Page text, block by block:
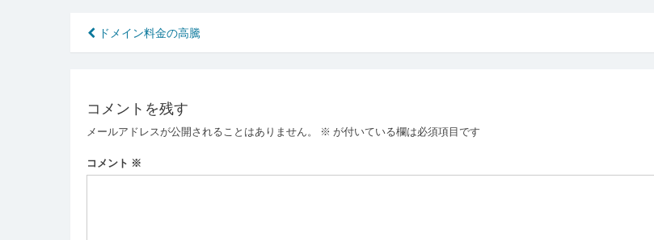
投
稿
ビ
ゲ
ー
ドメイン料金の高騰
コメントを残す
メールアドレスが公開されることはありません。 ※ が付いている欄は必須項目です
コメント ※